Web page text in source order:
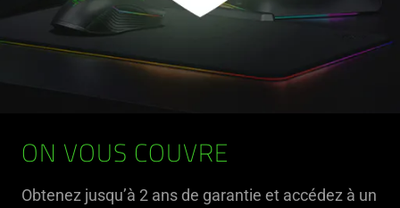
ON VOUS COUVRE
Obtenez jusqu’à 2 ans de garantie et accédez à un